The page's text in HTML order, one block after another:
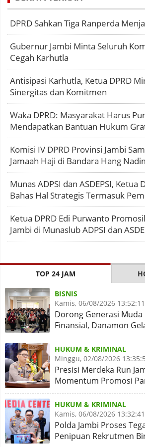
DPRD Sahkan Tiga Ranperda
Gubernur Jambi Minta Seluruh
Cegah Karhutla
Antisipasi Karhutla, Ketua DPRD
Sinergitas dan Komitmen
Waka DPRD: Masyarakat Harus
Mendapatkan Bantuan Hukum
Komisi IV DPRD Provinsi Jambi
Jamaah Haji di Bandara Hang
Munas ADPSI dan ASDEPSI, Ketua
Bahas Hal Strategis Termasuk
Ketua DPRD Edi Purwanto
Jambi di Munaslub ADPSI dan
TOP 24 JAM
BISNIS
Kamis, 06/08/2026 13:52:11
Dorong Generasi Muda
Finansial, Danamon
Keuangan dan
HUKUM & KRIMINAL
Minggu, 02/08/2026
Presisi Merdeka Run
Momentum Promosi
HUKUM & KRIMINAL
Kamis, 06/08/2026 13:32:41
Polda Jambi Proses
Penipuan Rekrutmen